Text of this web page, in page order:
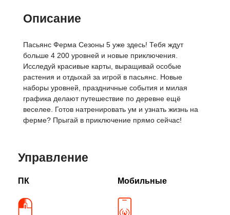
Описание
Пасьянс Ферма Сезоны 5 уже здесь! Тебя ждут
больше 4 200 уровней и новые приключения.
Исследуй красивые карты, выращивай особые
растения и отдыхай за игрой в пасьянс. Новые
наборы уровней, праздничные события и милая
графика делают путешествие по деревне ещё
веселее. Готов натренировать ум и узнать жизнь на
ферме? Прыгай в приключение прямо сейчас!
Управление
ПК Мобильные